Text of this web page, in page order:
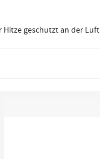
geschutzt an der